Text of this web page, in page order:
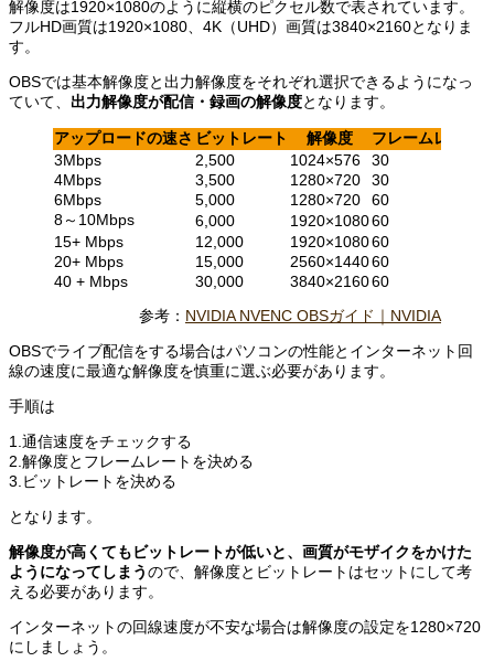
解像度は1920×1080のように縦横のピクセル数で表されています。
フルHD画質は1920×1080、4K（UHD）画質は3840×2160となりま
す。
OBSでは基本解像度と出力解像度をそれぞれ選択できるようになっ
ていて、 出力解像度が配信・録画の解像度となります。
アップロードの速さ ビットレート 解像度
フレームレート
3Mbps
2,500 1024×576
30
4Mbps
3,500 1280×720
30
6Mbps
5,000 1280×720
60
8～10Mbps
6,000 1920×108060
15+ Mbps
12,000 1920×108060
20+ Mbps
15,000 2560×144060
40 + Mbps
30,000 3840×216060
参考： NVIDIA NVENC OBSガイド｜NVIDIA
OBSでライブ配信をする場合はパソコンの性能とインターネット回
線の速度に最適な解像度を慎重に選ぶ必要があります。
手順は
1.通信速度をチェックする
2.解像度とフレームレートを決める
3.ビットレートを決める
となります。
解像度が高くてもビットレートが低いと、画質がモザイクをかけた
ようになってしまうので、解像度とビットレートはセットにして考
える必要があります。
インターネットの回線速度が不安な場合は解像度の設定を1280×720
にしましょう。